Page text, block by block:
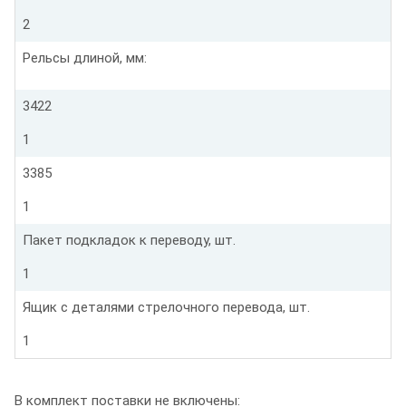
2
Рельсы длиной, мм:
3422
1
3385
1
Пакет подкладок к переводу, шт.
1
Ящик с деталями стрелочного перевода, шт.
1
В комплект поставки не включены: